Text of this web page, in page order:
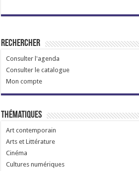
Rechercher
Consulter l'agenda
Consulter le catalogue
Mon compte
Thématiques
Art contemporain
Arts et Littérature
Cinéma
Cultures numériques